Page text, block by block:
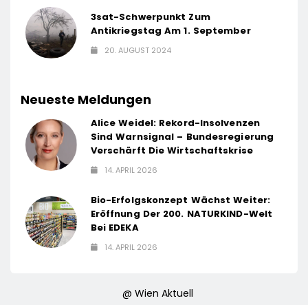
3sat-Schwerpunkt Zum
Antikriegstag Am 1. September
20. AUGUST 2024
Neueste Meldungen
Alice Weidel: Rekord-Insolvenzen
Sind Warnsignal – Bundesregierung
Verschärft Die Wirtschaftskrise
14. APRIL 2026
Bio-Erfolgskonzept Wächst Weiter:
Eröffnung Der 200. NATURKIND-Welt
Bei EDEKA
14. APRIL 2026
@ Wien Aktuell